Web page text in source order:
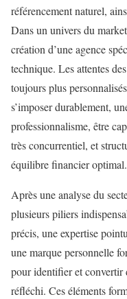
référencement naturel,
Dans un univers du
création d’une agence
technique. Les attentes
toujours plus
s’imposer durablement,
professionnalisme, être
très concurrentiel, et
équilibre financier optimal.
Après une analyse du
plusieurs piliers
précis, une expertise
une marque personnelle
pour identifier et convertir
réfléchi. Ces éléments